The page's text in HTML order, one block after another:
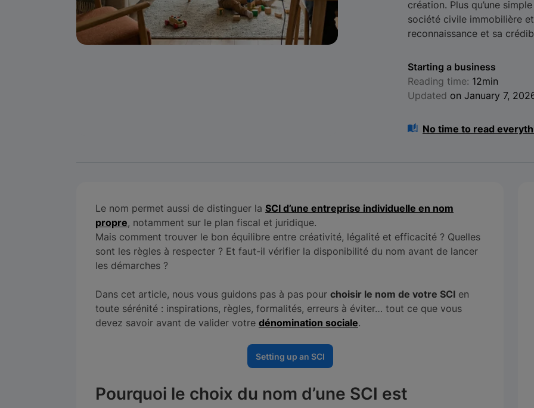
création. Plus qu’une
société civile immobilière
reconnaissance et sa
Starting a business
Reading time: 12min
Updated on January 7,
No time to read
Le nom permet aussi de distinguer la SCI d’une entreprise individuelle en nom
propre, notamment sur le plan fiscal et juridique.
Mais comment trouver le bon équilibre entre créativité, légalité et efficacité ? Quelles
sont les règles à respecter ? Et faut-il vérifier la disponibilité du nom avant de lancer
les démarches ?
Dans cet article, nous vous guidons pas à pas pour choisir le nom de votre SCI en
toute sérénité : inspirations, règles, formalités, erreurs à éviter… tout ce que vous
devez savoir avant de valider votre dénomination sociale.
Setting up an SCI
Pourquoi le choix du nom d’une SCI est